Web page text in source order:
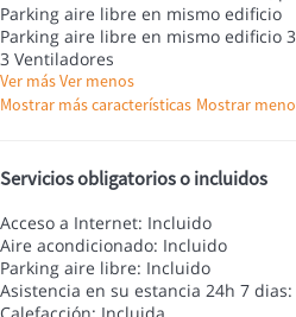
Parking aire libre en mismo edificio
Parking aire libre en mismo edificio
3 Ventiladores
Ver másVer menos
Mostrar más características Mostrar
Servicios obligatorios o incluidos
Acceso a Internet: Incluido
Aire acondicionado: Incluido
Parking aire libre: Incluido
Asistencia en su estancia 24h 7